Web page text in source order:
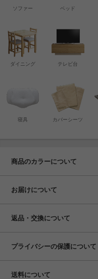
ソファー ベッド
寝具 カバーシーツ
テレビ台
ダイニング
商品のカラーについて
お届けについて
返品・交換について
プライバシーの保護について
送料について